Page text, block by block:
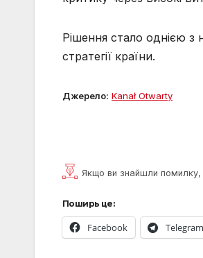
Рішення стало однією з
стратегії країни.
Джерело: Kanał Otwarty
Якщо ви знайшли помилку,
Поширь це:
Facebook Telegram